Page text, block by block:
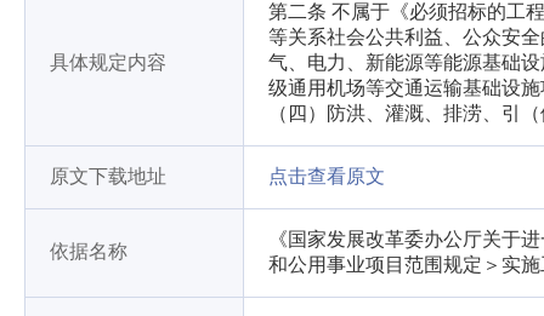
具体规定内容
第二条 不属于《必须招标的工
等关系社会公共利益、公众安
气、电力、新能源等能源基础
级通用机场等交通运输基础设
（四）防洪、灌溉、排涝、引
原文下载地址 点击查看原文
依据名称
《国家发展改革委办公厅关于
和公用事业项目范围规定＞实